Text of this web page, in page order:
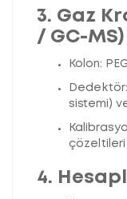
3. Gaz
/ GC-
Kolon:
sistemi)
çözeltileri
4.